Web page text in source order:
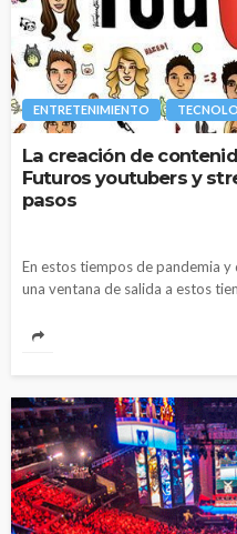
ENTRETENIMIENTO
La creación de
Futuros youtubers y
pasos
En estos tiempos de pandemia
una ventana de salida a estos